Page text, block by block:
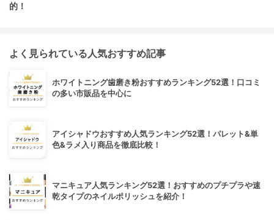
的！
よく見られている人気おすすめ記事
ホワイトニング歯磨き粉おすすめランキング52選！口コミ
の多い市販品を中心に
アイシャドウおすすめ人気ランキング52選！パレット&単
色&ラメ入り商品を徹底比較！
マニキュア人気ランキング52選！おすすめのプチプラや速
乾タイプのネイルポリッシュを紹介！